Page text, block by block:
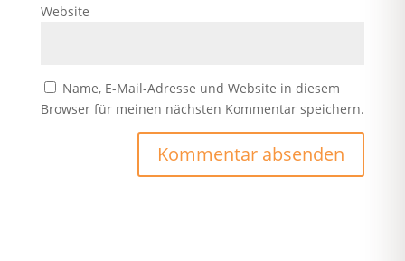
Website
Name, E-Mail-Adresse und Website in diesem
Browser für meinen nächsten Kommentar speichern.